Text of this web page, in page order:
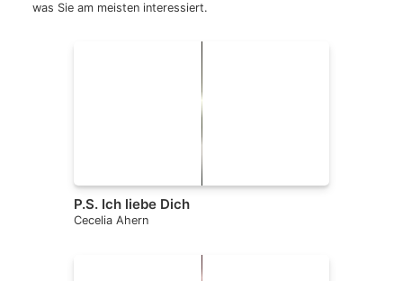
was Sie am meisten interessiert.
P.S. Ich liebe Dich
Cecelia Ahern